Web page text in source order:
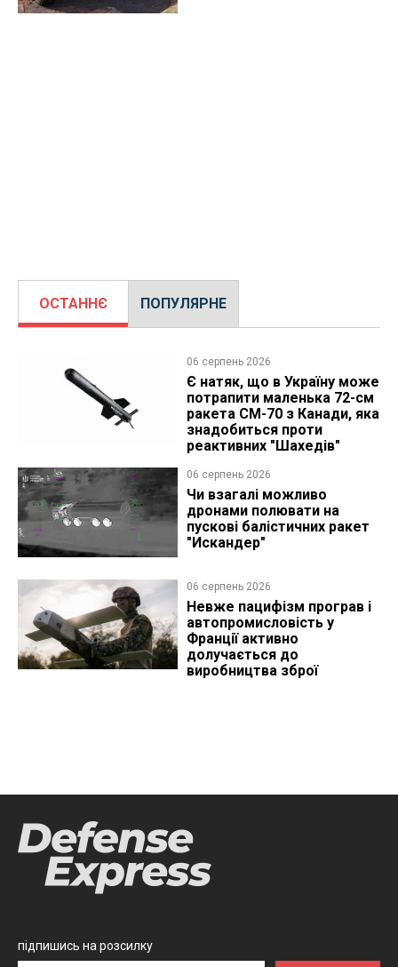
ОСТАННЄ ПОПУЛЯРНЕ
06 серпень 2026
Є натяк, що в Україну може
потрапити маленька 72-см
ракета CM-70 з Канади, яка
знадобиться проти
реактивних "Шахедів"
06 серпень 2026
Чи взагалі можливо
дронами полювати на
пускові балістичних ракет
"Искандер"
06 серпень 2026
Невже пацифізм програв і
автопромисловість у
Франції активно
долучається до
виробництва зброї
підпишись на розсилку